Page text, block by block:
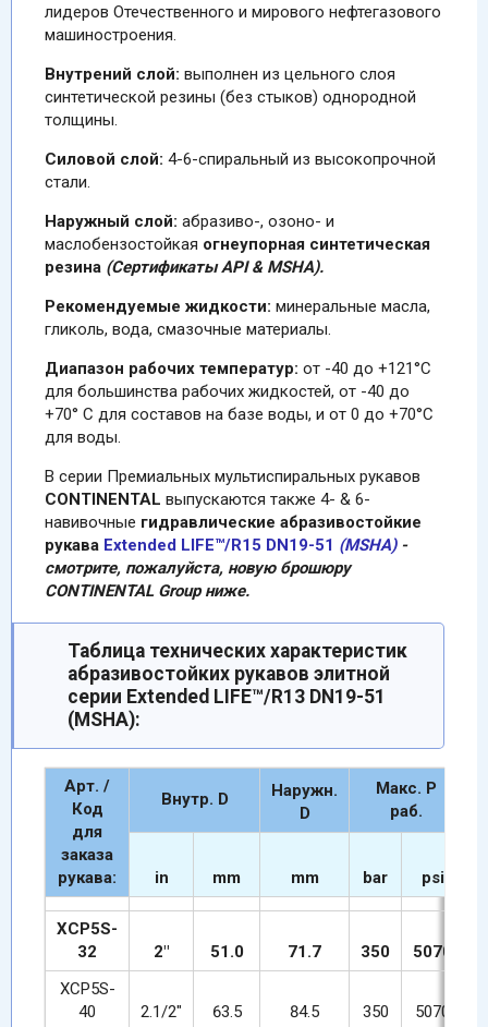
лидеров Oтечественного и мирового нефтегазового
машиностроения.
Внутрений слой: выполнен из цельного слоя
синтетической резины (без стыков) однородной
толщины.
Силовой слой: 4-6-спиральный из высокопрочной
стали.
Наружный слой: абразиво-, озоно- и
маслобензостойкая огнеупорная синтетическая
резина (Cертификаты API & MSHA).
Рекомендуемые жидкости: минеральные масла,
гликоль, вода, смазочные материалы.
Диапазон рабочих температур: от -40 до +121°C
для большинства рабочих жидкостей, от -40 до
+70° C для составов на базе воды, и от 0 до +70°C
для воды.
В серии Премиальных мультиcпиральных рукавов
CONTINENTAL выпускаются также 4- & 6-
навивочные гидравлические абразивостойкие
рукава Extended LIFE™/R15 DN19-51 (MSHA) -
смотрите, пожалуйста, новую брошюру
CONTINENTAL Group ниже.
Таблица технических характеристик
абразивостойких рукавов элитной
серии Extended LIFE™/R13 DN19-51
(MSHA):
Арт. /
Код
для
заказа
рукава:
Внутр. D
Наружн.
D
Макc. Р
раб.
in mm mm bar psi
XCP5S-
32
2" 51.0 71.7 350 5070
XCP5S-
40
2.1/2" 63.5 84.5 350 5070